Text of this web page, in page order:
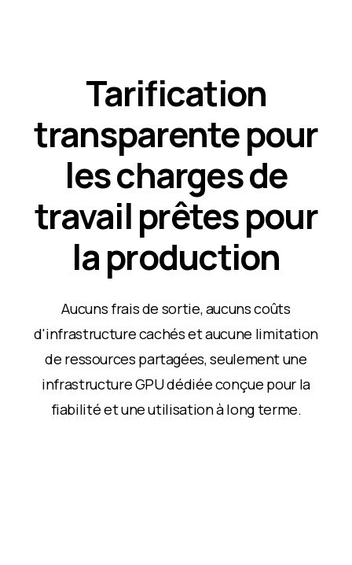
Tarification
transparente pour
les charges de
travail prêtes pour
la production
Aucuns frais de sortie, aucuns coûts
d'infrastructure cachés et aucune limitation
de ressources partagées, seulement une
infrastructure GPU dédiée conçue pour la
fiabilité et une utilisation à long terme.